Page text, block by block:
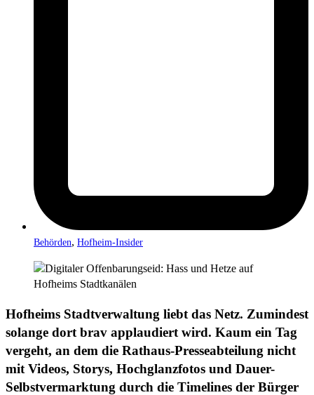
Behörden, Hofheim-Insider
Hofheims Stadtverwaltung liebt das Netz. Zumindest
solange dort brav applaudiert wird. Kaum ein Tag
vergeht, an dem die Rathaus-Presseabteilung nicht
mit Videos, Storys, Hochglanzfotos und Dauer-
Selbstvermarktung durch die Timelines der Bürger